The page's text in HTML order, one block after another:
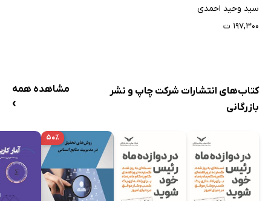
سید وحید احمدی
۱۹۷,۳۰۰ ت
کتاب‌های انتشارات شرکت چاپ و نشر
بازرگانی
مشاهده همه
›
۵۰٪